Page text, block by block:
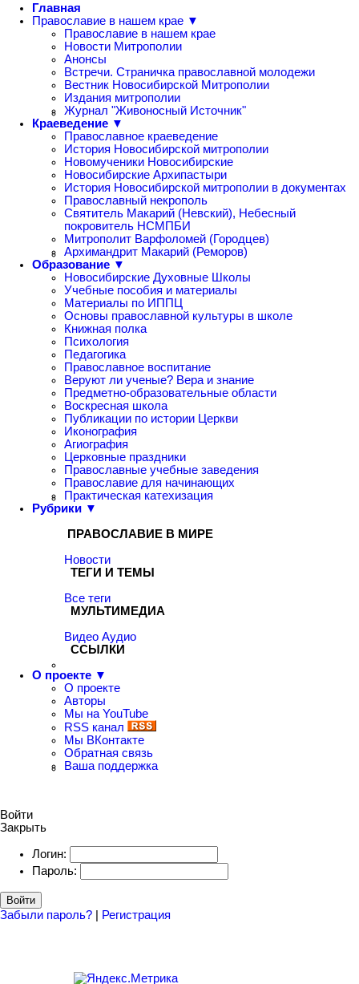
Главная
Православие в нашем крае ▼
Православие в нашем крае
Новости Митрополии
Анонсы
Встречи. Страничка православной молодежи
Вестник Новосибирской Митрополии
Издания митрополии
Журнал "Живоносный Источник"
Краеведение ▼
Православное краеведение
История Новосибирской митрополии
Новомученики Новосибирские
Новосибирские Архипастыри
История Новосибирской митрополии в документах
Православный некрополь
Святитель Макарий (Невский), Небесный
покровитель НСМПБИ
Митрополит Варфоломей (Городцев)
Архимандрит Макарий (Реморов)
Образование ▼
Новосибирские Духовные Школы
Учебные пособия и материалы
Материалы по ИППЦ
Основы православной культуры в школе
Книжная полка
Психология
Педагогика
Православное воспитание
Веруют ли ученые? Вера и знание
Предметно-образовательные области
Воскресная школа
Публикации по истории Церкви
Иконография
Агиография
Церковные праздники
Православные учебные заведения
Православие для начинающих
Практическая катехизация
Рубрики ▼
ПРАВОСЛАВИЕ В МИРЕ
Новости
ТЕГИ И ТЕМЫ
Все теги
МУЛЬТИМЕДИА
Видео Аудио
ССЫЛКИ
О проекте ▼
О проекте
Авторы
Мы на YouTube
RSS канал
Мы ВКонтакте
Обратная связь
Ваша поддержка
Войти
Закрыть
Логин:
Пароль:
Войти
Забыли пароль? | Регистрация